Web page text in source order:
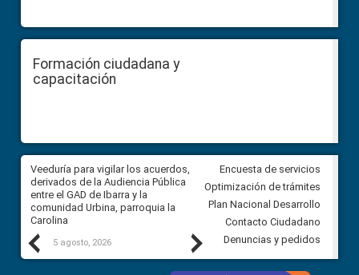
Formación ciudadana y
capacitación
Previous
Veeduría para vigilar los acuerdos,
derivados de la Audiencia Pública
entre el GAD de Ibarra y la
comunidad Urbina, parroquia la
Carolina
5 agosto, 2026
CPCCS convoca a Veeduría
Ciudadana para vigilar el
5 agosto, 2026
Next
Encuesta de servicios
Optimización de trámites
Plan Nacional Desarrollo
Contacto Ciudadano
Denuncias y pedidos